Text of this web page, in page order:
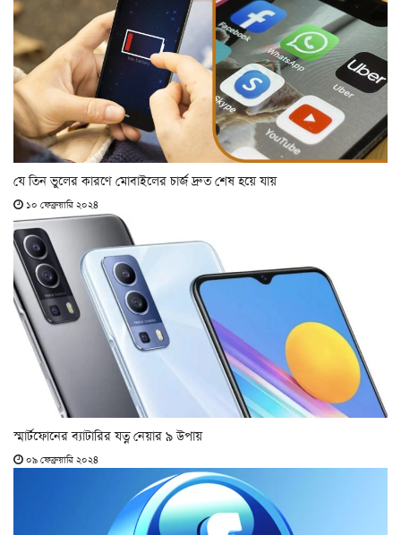
যে তিন ভুলের কারণে মোবাইলের চার্জ দ্রুত শেষ হয়ে যায়
১০ ফেব্রুয়ারি ২০২৪
স্মার্টফোনের ব্যাটারির যত্ন নেয়ার ৯ উপায়
০৯ ফেব্রুয়ারি ২০২৪